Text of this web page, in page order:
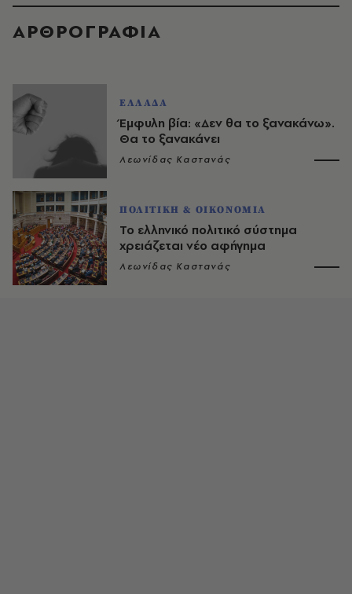
ΑΡΘΡΟΓΡΑΦΙΑ
ΕΛΛΑΔΑ
Έμφυλη βία: «Δεν θα το ξανακάνω».
Θα το ξανακάνει
Λεωνίδας Καστανάς
ΠΟΛΙΤΙΚΗ & ΟΙΚΟΝΟΜΙΑ
Το ελληνικό πολιτικό σύστημα
χρειάζεται νέο αφήγημα
Λεωνίδας Καστανάς